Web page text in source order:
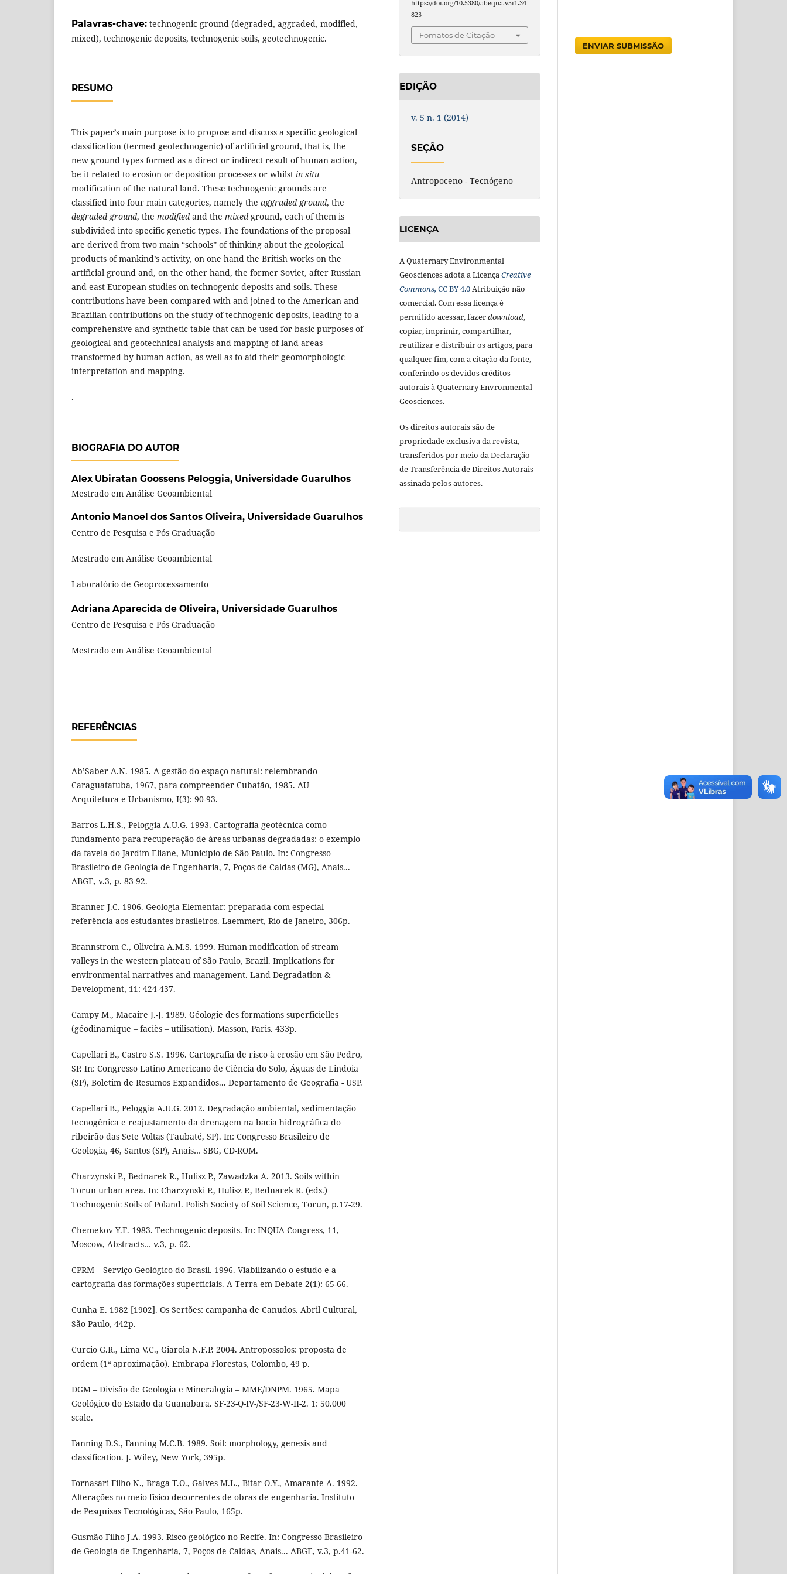
Palavras-chave: technogenic ground (degraded, aggraded, modified,
mixed), technogenic deposits, technogenic soils, geotechnogenic.
RESUMO
This paper’s main purpose is to propose and discuss a specific geological
classification (termed geotechnogenic) of artificial ground, that is, the
new ground types formed as a direct or indirect result of human action,
be it related to erosion or deposition processes or whilst in situ
modification of the natural land. These technogenic grounds are
classified into four main categories, namely the aggraded ground, the
degraded ground, the modified and the mixed ground, each of them is
subdivided into specific genetic types. The foundations of the proposal
are derived from two main “schools” of thinking about the geological
products of mankind’s activity, on one hand the British works on the
artificial ground and, on the other hand, the former Soviet, after Russian
and east European studies on technogenic deposits and soils. These
contributions have been compared with and joined to the American and
Brazilian contributions on the study of technogenic deposits, leading to a
comprehensive and synthetic table that can be used for basic purposes of
geological and geotechnical analysis and mapping of land areas
transformed by human action, as well as to aid their geomorphologic
interpretation and mapping.
.
BIOGRAFIA DO AUTOR
Alex Ubiratan Goossens Peloggia, Universidade Guarulhos
Mestrado em Análise Geoambiental
Antonio Manoel dos Santos Oliveira, Universidade Guarulhos
Centro de Pesquisa e Pós Graduação
Mestrado em Análise Geoambiental
Laboratório de Geoprocessamento
Adriana Aparecida de Oliveira, Universidade Guarulhos
Centro de Pesquisa e Pós Graduação
Mestrado em Análise Geoambiental
REFERÊNCIAS
Ab’Saber A.N. 1985. A gestão do espaço natural: relembrando
Caraguatatuba, 1967, para compreender Cubatão, 1985. AU –
Arquitetura e Urbanismo, I(3): 90-93.
Barros L.H.S., Peloggia A.U.G. 1993. Cartografia geotécnica como
fundamento para recuperação de áreas urbanas degradadas: o exemplo
da favela do Jardim Eliane, Município de São Paulo. In: Congresso
Brasileiro de Geologia de Engenharia, 7, Poços de Caldas (MG), Anais...
ABGE, v.3, p. 83-92.
Branner J.C. 1906. Geologia Elementar: preparada com especial
referência aos estudantes brasileiros. Laemmert, Rio de Janeiro, 306p.
Brannstrom C., Oliveira A.M.S. 1999. Human modification of stream
valleys in the western plateau of São Paulo, Brazil. Implications for
environmental narratives and management. Land Degradation &
Development, 11: 424-437.
Campy M., Macaire J.-J. 1989. Géologie des formations superficielles
(géodinamique – faciès – utilisation). Masson, Paris. 433p.
Capellari B., Castro S.S. 1996. Cartografia de risco à erosão em São Pedro,
SP. In: Congresso Latino Americano de Ciência do Solo, Águas de Lindoia
(SP), Boletim de Resumos Expandidos... Departamento de Geografia - USP.
Capellari B., Peloggia A.U.G. 2012. Degradação ambiental, sedimentação
tecnogênica e reajustamento da drenagem na bacia hidrográfica do
ribeirão das Sete Voltas (Taubaté, SP). In: Congresso Brasileiro de
Geologia, 46, Santos (SP), Anais… SBG, CD-ROM.
Charzynski P., Bednarek R., Hulisz P., Zawadzka A. 2013. Soils within
Torun urban area. In: Charzynski P., Hulisz P., Bednarek R. (eds.)
Technogenic Soils of Poland. Polish Society of Soil Science, Torun, p.17-29.
Chemekov Y.F. 1983. Technogenic deposits. In: INQUA Congress, 11,
Moscow, Abstracts… v.3, p. 62.
CPRM – Serviço Geológico do Brasil. 1996. Viabilizando o estudo e a
cartografia das formações superficiais. A Terra em Debate 2(1): 65-66.
Cunha E. 1982 [1902]. Os Sertões: campanha de Canudos. Abril Cultural,
São Paulo, 442p.
Curcio G.R., Lima V.C., Giarola N.F.P. 2004. Antropossolos: proposta de
ordem (1ª aproximação). Embrapa Florestas, Colombo, 49 p.
DGM – Divisão de Geologia e Mineralogia – MME/DNPM. 1965. Mapa
Geológico do Estado da Guanabara. SF-23-Q-IV-/SF-23-W-II-2. 1: 50.000
scale.
Fanning D.S., Fanning M.C.B. 1989. Soil: morphology, genesis and
classification. J. Wiley, New York, 395p.
Fornasari Filho N., Braga T.O., Galves M.L., Bitar O.Y., Amarante A. 1992.
Alterações no meio físico decorrentes de obras de engenharia. Instituto
de Pesquisas Tecnológicas, São Paulo, 165p.
Gusmão Filho J.A. 1993. Risco geológico no Recife. In: Congresso Brasileiro
de Geologia de Engenharia, 7, Poços de Caldas, Anais... ABGE, v.3, p.41-62.
https://doi.org/10.5380/abequa.v5i1.34
823
Fomatos de Citação
EDIÇÃO
v. 5 n. 1 (2014)
SEÇÃO
Antropoceno - Tecnógeno
LICENÇA
A Quaternary Environmental
Geosciences adota a LicençaCreative
Commons, CC BY 4.0Atribuição não
comercial. Com essa licença é
permitido acessar, fazerdownload,
copiar, imprimir, compartilhar,
reutilizar e distribuir os artigos, para
qualquer fim, com a citação da fonte,
conferindo os devidos créditos
autorais à Quaternary Envronmental
Geosciences.
Os direitos autorais são de
propriedade exclusiva da revista,
transferidos por meio da Declaração
de Transferência de Direitos Autorais
assinada pelos autores.
ENVIAR SUBMISSÃO